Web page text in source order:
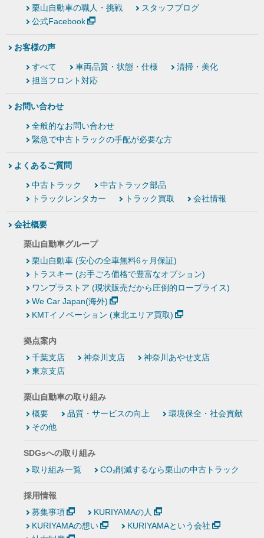
栗山自動車の職人・挑戦
スタッフブログ
公式Facebook
お客様の声
すべて 車両品質・状態・仕様
清掃・美化
担当フロント対応
お問い合わせ
全般的なお問い合わせ
緊急で中古トラックの手配が必要な方
よくあるご質問
中古トラック
中古トラック部品
トラックレンタカー
トラック買取 会社情報
会社概要
栗山自動車グループ
栗山自動車 (安心の全車無料6ヶ月保証)
トラスキー (お手ごろ価格で豊富なオプション)
ワンプラストア (現状販売だから圧倒的ロープライス)
We Car Japan(海外)
KMTイノベーション (東北エリア買取)
拠点案内
千葉支店
神奈川支店
神奈川あやせ支店
東京支店
栗山自動車の取り組み
概要
品質・サービスの向上
環境保全・社会貢献
その他
SDGsへの取り組み
取り組み一覧
CO₂削減するなら栗山の中古トラック
採用情報
募集事項
KURIYAMAの人
KURIYAMAの想い
KURIYAMAという会社